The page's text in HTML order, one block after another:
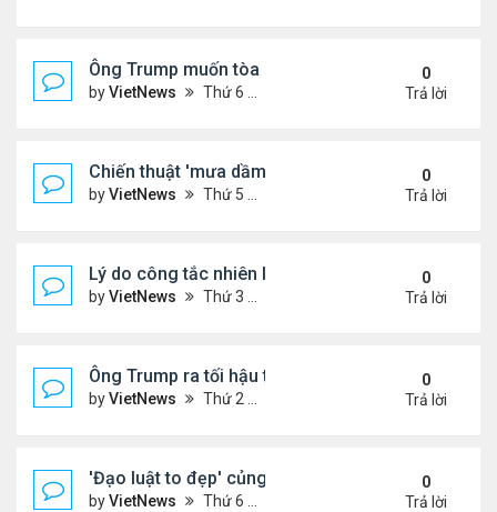
Ông Trump muốn tòa cho phép công bố hồ sơ về
byVietNews Thứ 6 Tháng 7 18, 2025 3:50 pm
0
Trả lời
Chiến thuật 'mưa dầm' của châu Âu đẩy ông
byVietNews Thứ 5 Tháng 7 17, 2025 9:34 am
0
Trả lời
Lý do công tắc nhiên liệu máy bay nằm ở vị trí dễ
byVietNews Thứ 3 Tháng 7 15, 2025 5:56 pm
0
Trả lời
Ông Trump ra tối hậu thư với Nga
byVietNews Thứ 2 Tháng 7 14, 2025 12:49 pm
0
Trả lời
'Đạo luật to đẹp' củng cố quyền lực của ông
byVietNews Thứ 6 Tháng 7 11, 2025 8:45 am
0
Trả lời